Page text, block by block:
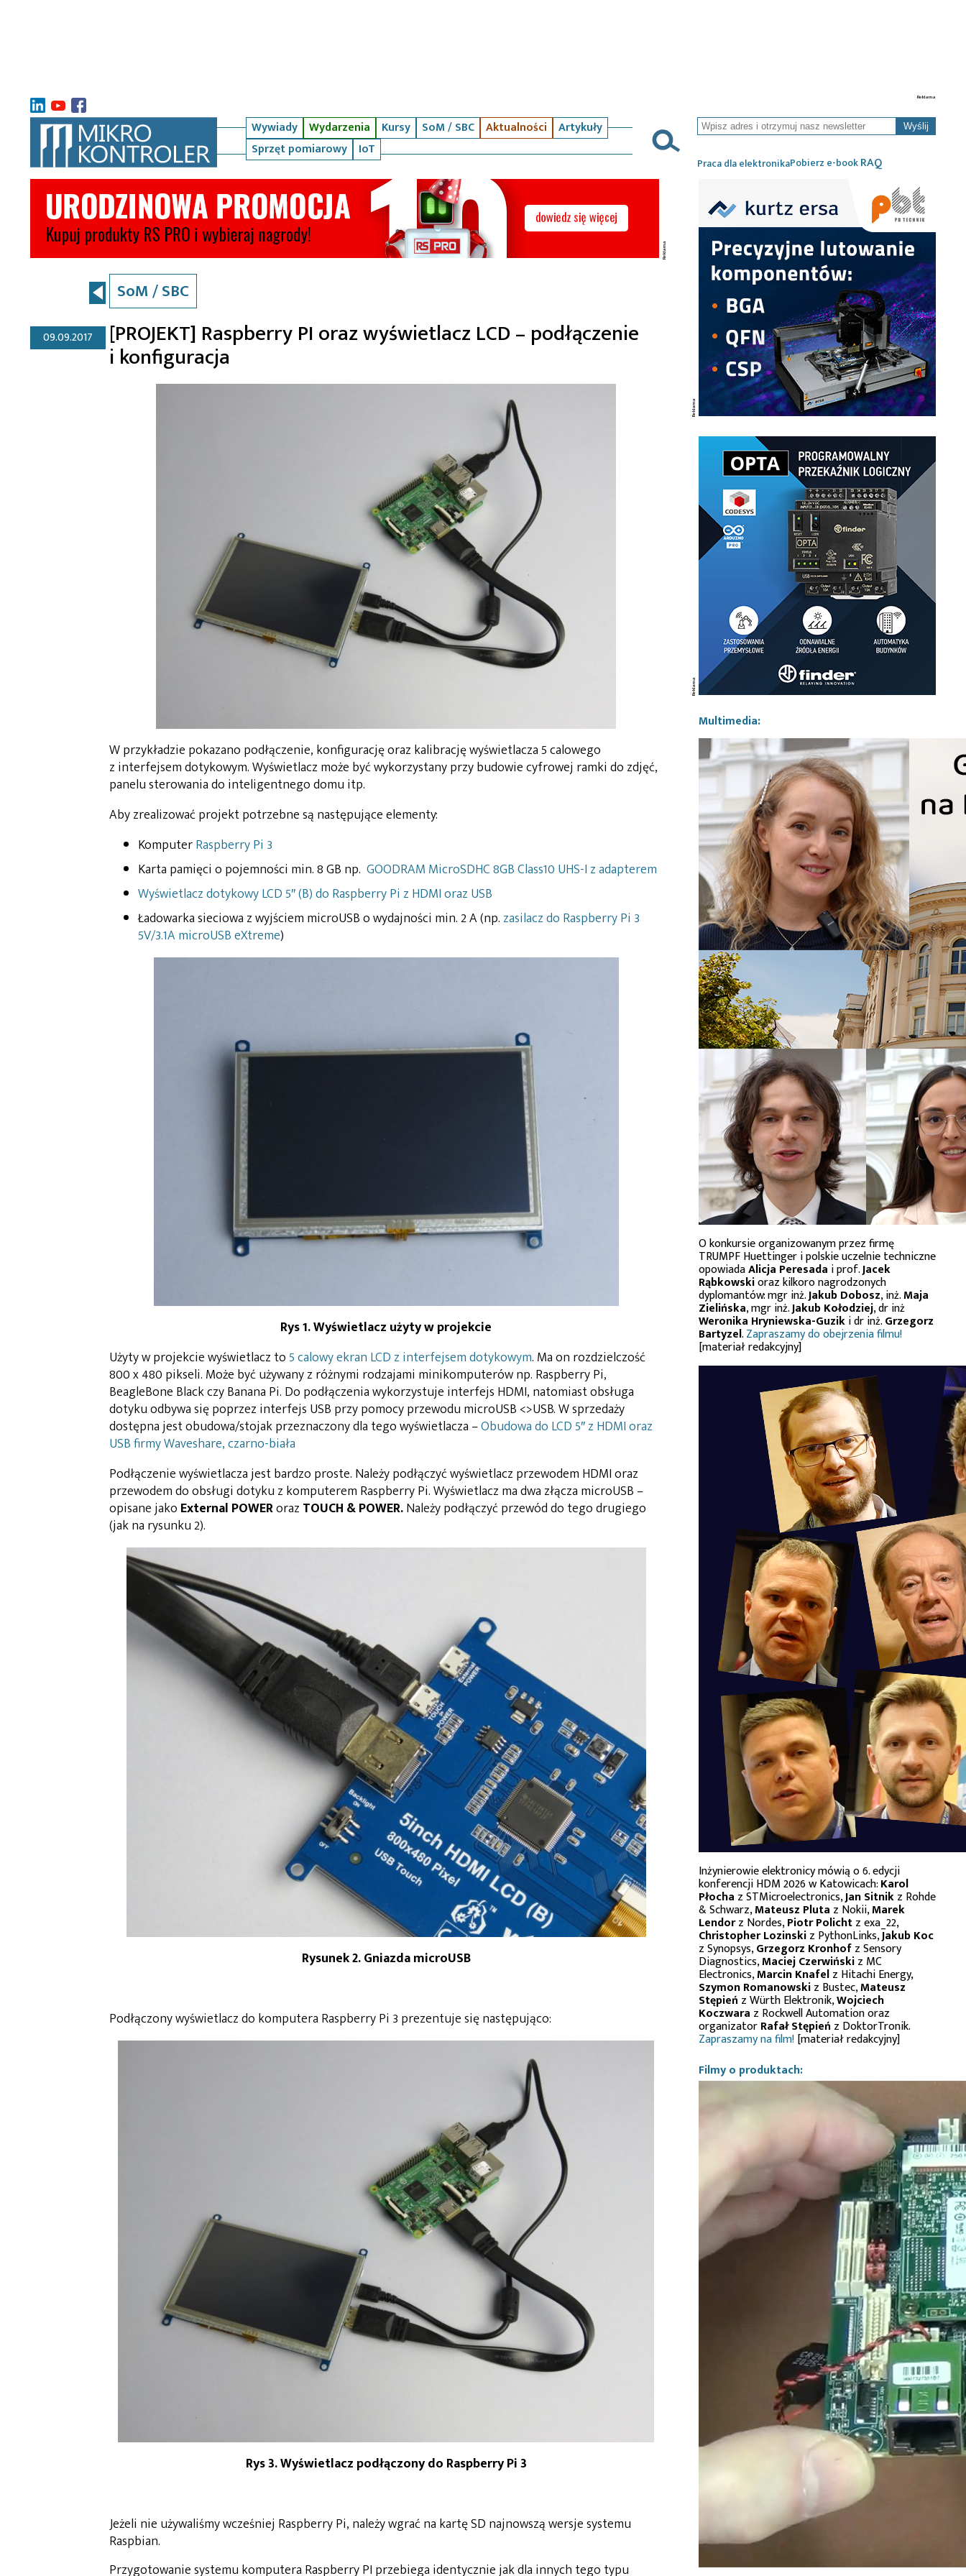
Wywiady Wydarzenia Kursy SoM / SBC Aktualności
Artykuły
Sprzęt pomiarowy
IoT
Wyślij
Praca dla elektronikaPobierz e-bookRAQ
SoM / SBC
09.09.2017 [PROJEKT] Raspberry PI oraz wyświetlacz LCD – podłączenie
i konfiguracja
W przykładzie pokazano podłączenie, konfigurację oraz kalibrację wyświetlacza 5 calowego
z interfejsem dotykowym. Wyświetlacz może być wykorzystany przy budowie cyfrowej ramki do zdjęć,
panelu sterowania do inteligentnego domu itp.
Aby zrealizować projekt potrzebne są następujące elementy:
KomputerRaspberry Pi 3
Karta pamięci o pojemności min. 8 GB np. GOODRAM MicroSDHC 8GB Class10 UHS-I z adapterem
Wyświetlacz dotykowy LCD 5″ (B) do Raspberry Pi z HDMI oraz USB
Ładowarka sieciowa z wyjściem microUSB o wydajności min. 2 A (np. zasilacz do Raspberry Pi 3
5V/3.1A microUSB eXtreme)
Rys 1. Wyświetlacz użyty w projekcie
Użyty w projekcie wyświetlacz to5 calowy ekran LCD z interfejsem dotykowym. Ma on rozdzielczość
800 x 480 pikseli. Może być używany z różnymi rodzajami minikomputerów np. Raspberry Pi,
BeagleBone Black czy Banana Pi. Do podłączenia wykorzystuje interfejs HDMI, natomiast obsługa
dotyku odbywa się poprzez interfejs USB przy pomocy przewodu microUSB <>USB. W sprzedaży
dostępna jest obudowa/stojak przeznaczony dla tego wyświetlacza –Obudowa do LCD 5″ z HDMI oraz
USB firmy Waveshare, czarno-biała
Podłączenie wyświetlacza jest bardzo proste. Należy podłączyć wyświetlacz przewodem HDMI oraz
przewodem do obsługi dotyku z komputerem Raspberry Pi. Wyświetlacz ma dwa złącza microUSB –
opisane jako External POWERoraz TOUCH & POWER.Należy podłączyć przewód do tego drugiego
(jak na rysunku 2).
Rysunek 2. Gniazda microUSB
Podłączony wyświetlacz do komputera Raspberry Pi 3 prezentuje się następująco:
Rys 3. Wyświetlacz podłączony do Raspberry Pi 3
Jeżeli nie używaliśmy wcześniej Raspberry Pi, należy wgrać na kartę SD najnowszą wersje systemu
Raspbian.
Przygotowanie systemu komputera Raspberry PI przebiega identycznie jak dla innych tego typu
Multimedia:
O konkursie organizowanym przez firmę
TRUMPF Huettinger i polskie uczelnie techniczne
opowiadaAlicja Peresada i prof.Jacek
Rąbkowskioraz kilkoro nagrodzonych
dyplomantów: mgr inż.Jakub Dobosz, inż.Maja
Zielińska, mgr inż.Jakub Kołodziej, dr inż
Weronika Hryniewska-Guziki dr inż.Grzegorz
Bartyzel.Zapraszamy do obejrzenia filmu!
[materiał redakcyjny]
Inżynierowie elektronicy mówią o 6. edycji
konferencji HDM 2026 w Katowicach:Karol
Płocha z STMicroelectronics,Jan Sitnikz Rohde
& Schwarz,Mateusz Pluta z Nokii,Marek
Lendorz Nordes,Piotr Polichtz exa_22,
Christopher Lozinskiz PythonLinks,Jakub Koc
z Synopsys,Grzegorz Kronhofz Sensory
Diagnostics,Maciej Czerwińskiz MC
Electronics,Marcin Knafelz Hitachi Energy,
Szymon Romanowskiz Bustec,Mateusz
Stępień z Würth Elektronik,Wojciech
Koczwara z Rockwell Automation oraz
organizatorRafał Stępień z DoktorTronik.
Zapraszamy na film![materiał redakcyjny]
Filmy o produktach: